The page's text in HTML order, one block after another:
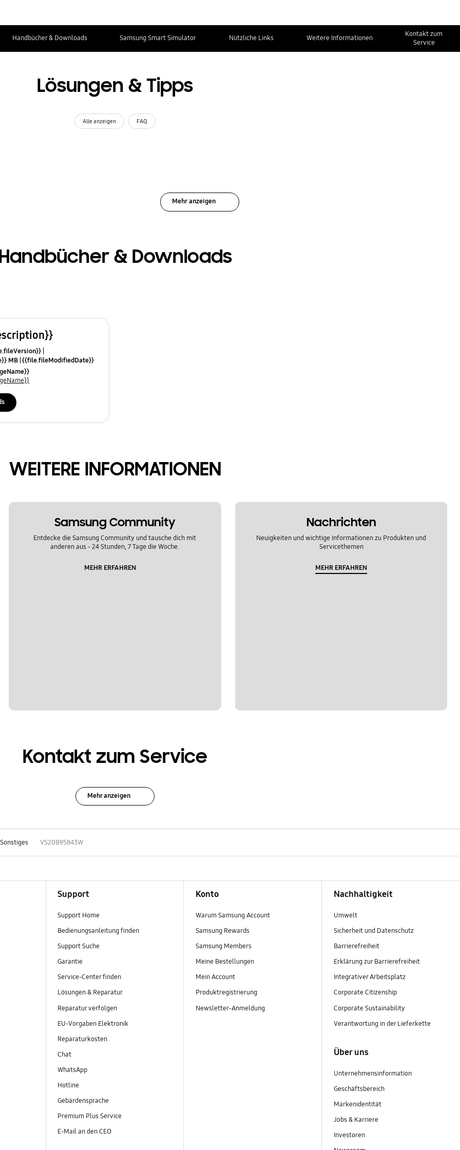
Handbücher & Downloads Samsung Smart Simulator Nützliche Links Weitere Informationen
Kontakt zum
Service
Lösungen & Tipps
Alle anzeigen FAQ
Mehr anzeigen
& Downloads
MB {{file.fileModifiedDate}}
WEITERE INFORMATIONEN
Samsung Community
Entdecke die Samsung Community und tausche dich mit
anderen aus - 24 Stunden, 7 Tage die Woche.
MEHR ERFAHREN
Nachrichten
Neuigkeiten und wichtige Informationen zu Produkten und
Servicethemen
MEHR ERFAHREN
Kontakt zum Service
Mehr anzeigen
Sonstiges VS20B95843W
Support
Support Home
Bedienungsanleitung finden
Support Suche
Garantie
Service-Center finden
Lösungen & Reparatur
Reparatur verfolgen
EU-Vorgaben Elektronik
Reparaturkosten
Chat
WhatsApp
Hotline
Gebärdensprache
Premium Plus Service
E-Mail an den CEO
Konto
Warum Samsung Account
Samsung Rewards
Samsung Members
Meine Bestellungen
Mein Account
Produktregistrierung
Newsletter-Anmeldung
Nachhaltigkeit
Umwelt
Sicherheit und Datenschutz
Barrierefreiheit
Erklärung zur Barrierefreiheit
Integrativer Arbeitsplatz
Corporate Citizenship
Corporate Sustainability
Verantwortung in der Lieferkette
Über uns
Unternehmensinformation
Geschäftsbereich
Markenidentität
Jobs & Karriere
Investoren